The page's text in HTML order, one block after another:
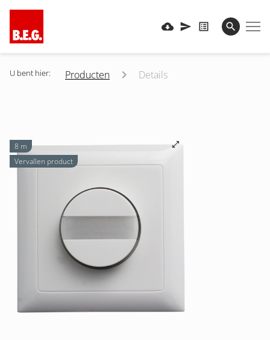
U bent hier: Producten Details
8 m
Vervallen product